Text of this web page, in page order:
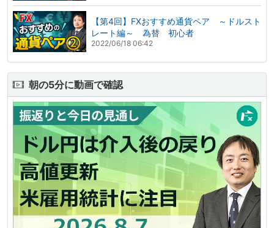
【第4回】FXおすすめ通貨ペア ～ドルスト
レート編～ 為替 初心者
2022/06/18 06:42
朝の5分に動画で確認